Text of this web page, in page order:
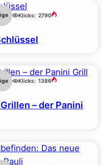
Klicks: 2790
Klicks: 1386
– der Panini